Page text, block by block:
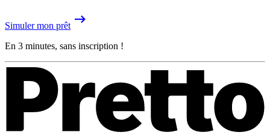
Simuler mon prêt
En 3 minutes, sans inscription !